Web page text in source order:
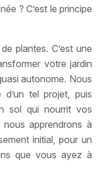
? C’est le principe
plantes. C’est une
votre jardin
autonome. Nous
d’un tel projet, puis
sol qui nourrit vos
apprendrons à
initial, pour un
que vous ayez à